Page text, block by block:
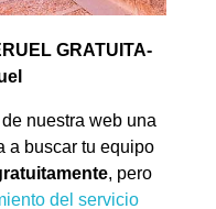
GRATUITA-
nuestra web una
a buscar tu equipo
, pero
del servicio